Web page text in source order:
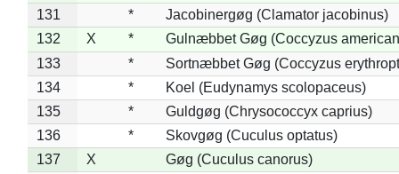
131
*
Jacobinergøg (Clamator jacobinus)
132
X *
Gulnæbbet Gøg (Coccyzus
133
*
Sortnæbbet Gøg (Coccyzus
134
*
Koel (Eudynamys scolopaceus)
135
*
Guldgøg (Chrysococcyx caprius)
136
*
Skovgøg (Cuculus optatus)
137
X
Gøg (Cuculus canorus)